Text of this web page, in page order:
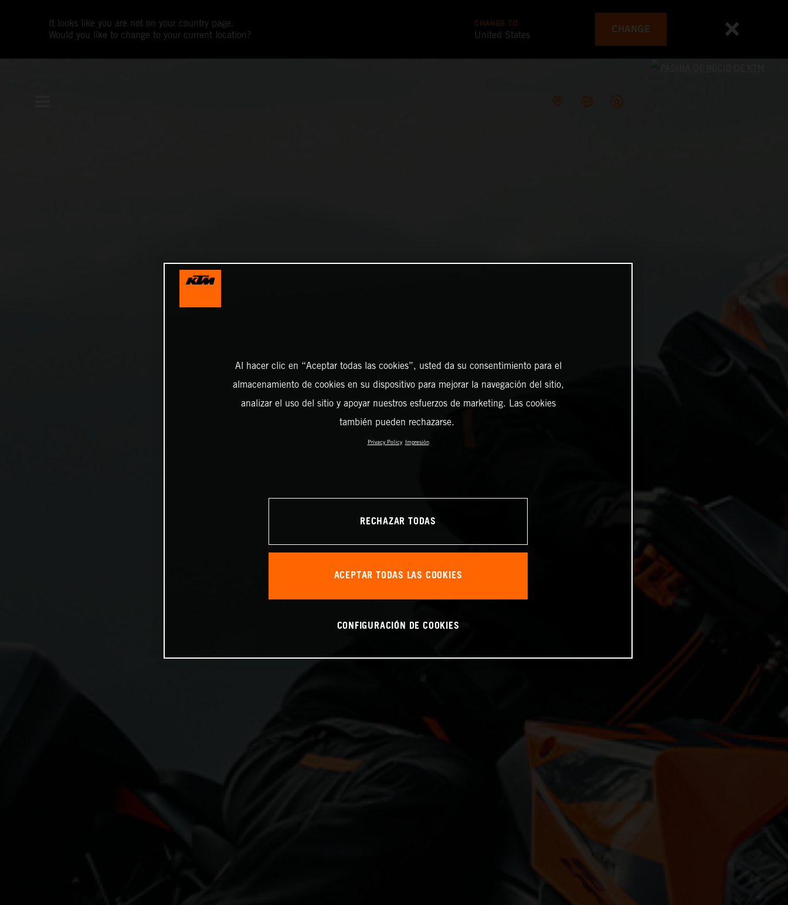
It looks like you are not on your country page.
Would you like to change to your current location?
CHANGE TO
United States CHANGE
Al hacer clic en “Aceptar todas las cookies”, usted da su consentimiento para el
almacenamiento de cookies en su dispositivo para mejorar la navegación del sitio,
analizar el uso del sitio y apoyar nuestros esfuerzos de marketing. Las cookies
también pueden rechazarse.
Privacy Policy Impresión
RECHAZAR TODAS
ACEPTAR TODAS LAS COOKIES
CONFIGURACIÓN DE COOKIES